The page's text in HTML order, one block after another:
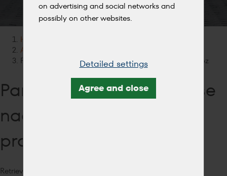
See below
Home
AKTUALITY
Parkovací dům v Brandýse nad Labem zahajuje provoz
Parkovací dům v Brandýse
nad Labem zahajuje
provoz
Retrieved from: 20 Aug 2024
on advertising and social networks and
possibly on other websites.
Detailed settings
Agree and close